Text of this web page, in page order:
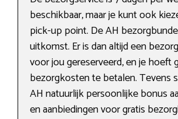
beschikbaar, maar je kunt ook
pick-up point. De AH
uitkomst. Er is dan altijd een
voor jou gereserveerd, en je hoeft
bezorgkosten te betalen. Tevens
AH natuurlijk persoonlijke bonus
en aanbiedingen voor gratis